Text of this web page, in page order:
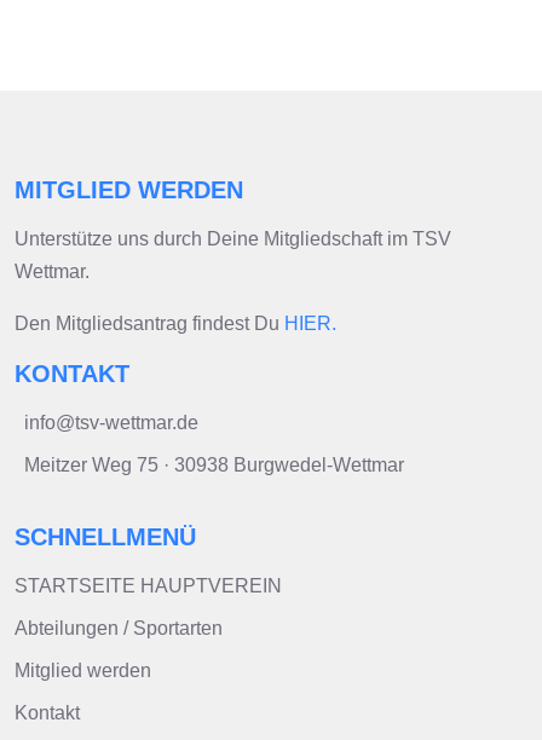
MITGLIED WERDEN
Unterstütze uns durch Deine Mitgliedschaft im TSV
Wettmar.
Den Mitgliedsantrag findest Du HIER.
KONTAKT
info@tsv-wettmar.de
Meitzer Weg 75 · 30938 Burgwedel-Wettmar
SCHNELLMENÜ
STARTSEITE HAUPTVEREIN
Abteilungen / Sportarten
Mitglied werden
Kontakt